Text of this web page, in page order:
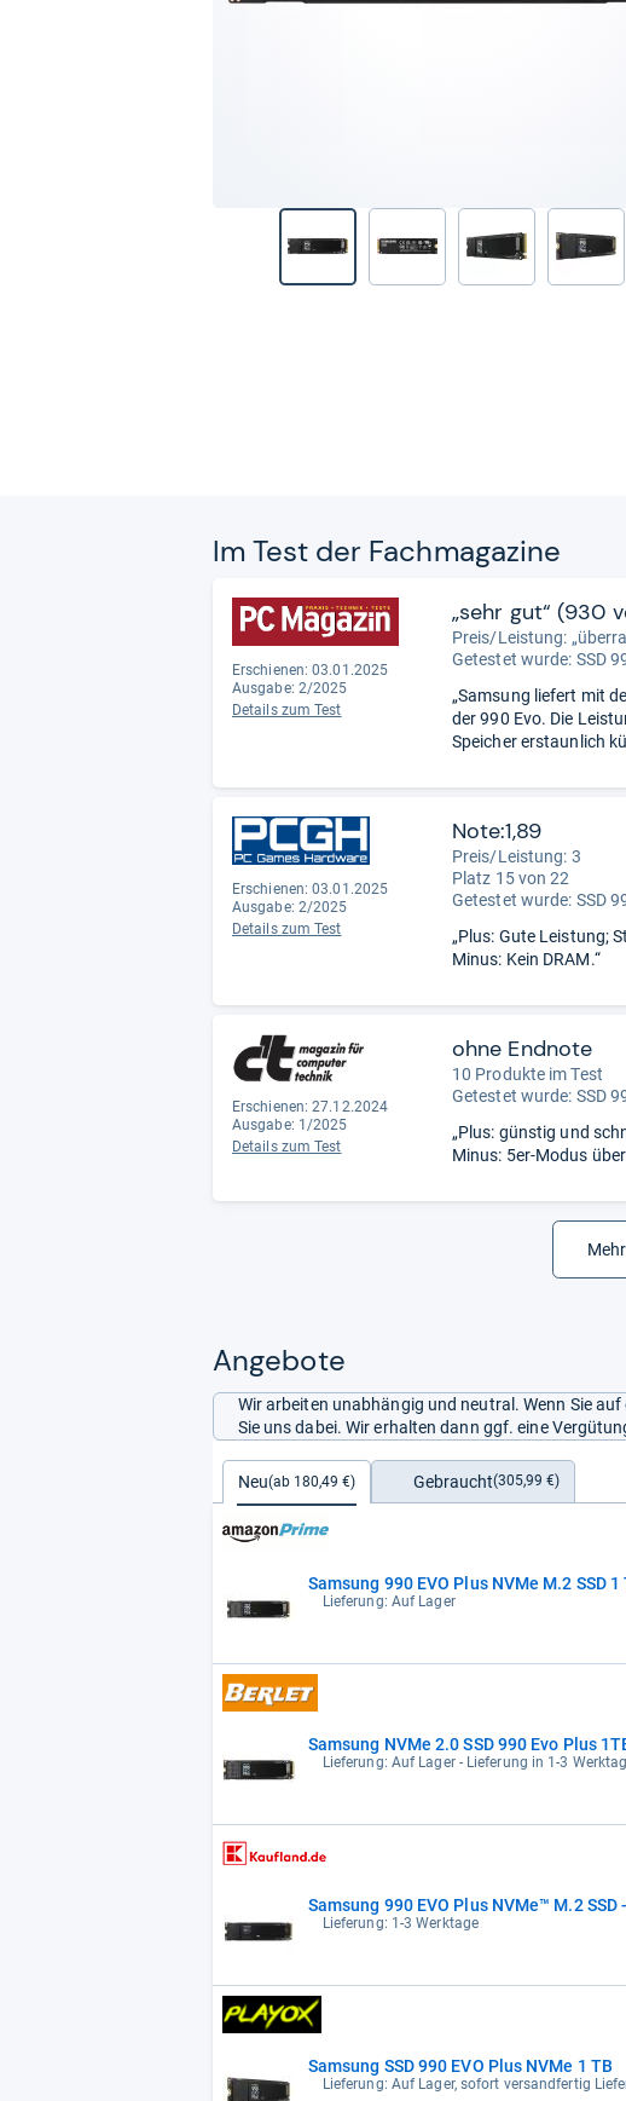
Im Test der Fach­ma­ga­zine
Erschienen: 03.01.2025
Ausgabe: 2/2025
Details zum Test
„sehr gut“ (930
Preis/Leistung:
Getestet wurde: SSD
„Samsung liefert mit
der 990 Evo. Die
Speicher erstaunlich
Erschienen: 03.01.2025
Ausgabe: 2/2025
Details zum Test
Note:1,89
Preis/Leistung: 3
Platz 15 von 22
Getestet wurde: SSD
„Plus: Gute Leistung;
Minus: Kein DRAM.“
Erschienen: 27.12.2024
Ausgabe: 1/2025
Details zum Test
ohne Endnote
10 Produkte im Test
Getestet wurde: SSD
„Plus: günstig und
Minus: 5er-Modus
Angebote
Wir arbeiten unabhängig und neutral. Wenn Sie
Sie uns dabei. Wir erhalten dann ggf. eine
Neu(ab 180,49 €) Gebraucht(305,99 €)
Samsung 990 EVO Plus NVMe M.2 SSD
Lieferung: Auf Lager
Samsung NVMe 2.0 SSD 990 Evo Plus
Lieferung: Auf Lager - Lieferung in 1-3
Samsung 990 EVO Plus NVMe™ M.2
Lieferung: 1-3 Werktage
Samsung SSD 990 EVO Plus NVMe 1 TB
Lieferung: Auf Lager, sofort versandfertig